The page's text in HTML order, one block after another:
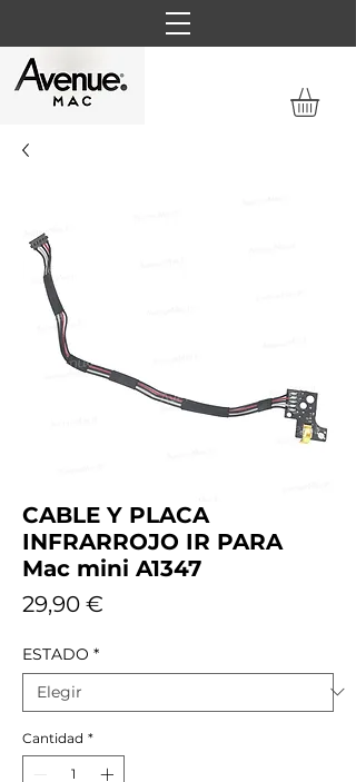
CABLE Y PLACA
INFRARROJO IR PARA
Mac mini A1347
29,90 €
ESTADO *
Cantidad *